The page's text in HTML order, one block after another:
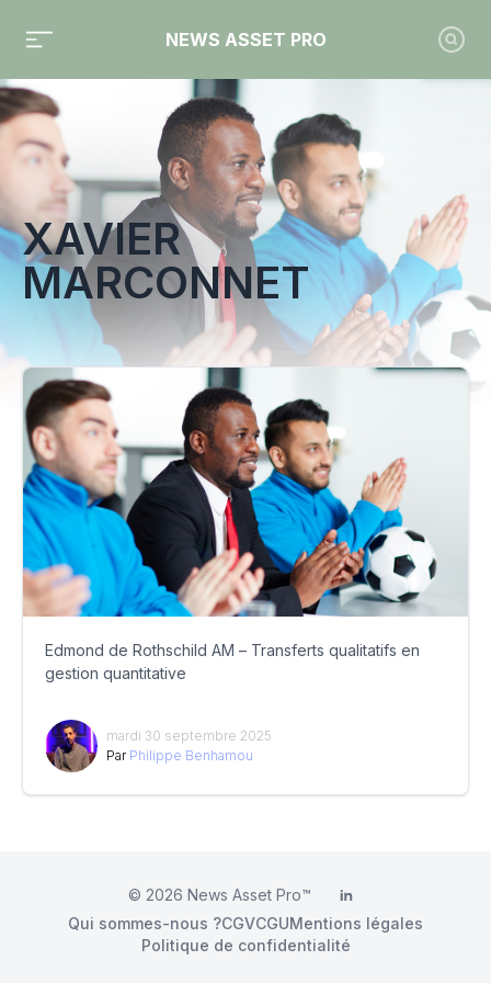
NEWS ASSET PRO
Toute l'actualité sur le tag "Xavier Marconnet"
XAVIER
MARCONNET
Edmond de Rothschild AM – Transferts qualitatifs en
gestion quantitative
mardi 30 septembre 2025
Par Philippe Benhamou
© 2026 News Asset Pro™ LinkedIn
Qui sommes-nous ?CGVCGUMentions légales
Politique de confidentialité